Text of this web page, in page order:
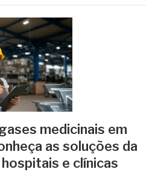
medicinais em
as soluções da
e clínicas